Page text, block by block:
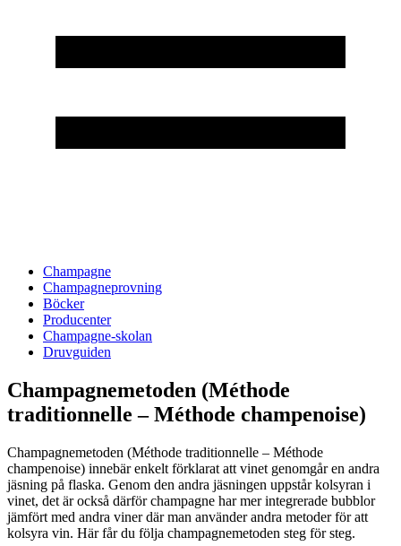
Champagne
Champagneprovning
Böcker
Producenter
Champagne-skolan
Druvguiden
Champagnemetoden (Méthode
traditionnelle – Méthode champenoise)
Champagnemetoden (Méthode traditionnelle – Méthode
champenoise) innebär enkelt förklarat att vinet genomgår en andra
jäsning på flaska. Genom den andra jäsningen uppstår kolsyran i
vinet, det är också därför champagne har mer integrerade bubblor
jämfört med andra viner där man använder andra metoder för att
kolsyra vin. Här får du följa champagnemetoden steg för steg.